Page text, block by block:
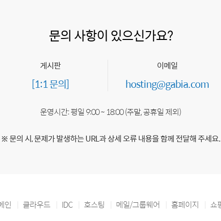
문의 사항이 있으신가요?
게시판
[1:1 문의]
이메일
hosting@gabia.com
운영시간: 평일 9:00 ~ 18:00 (주말, 공휴일 제외)
※ 문의 시, 문제가 발생하는 URL과 상세 오류 내용을 함께 전달해 주세요.
인 클라우드 IDC 호스팅 메일/그룹웨어 홈페이지 쇼